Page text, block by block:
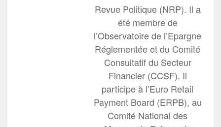
Revue Politique (NRP). Il a
été membre de
l’Observatoire de l’Epargne
Réglementée et du Comité
Consultatif du Secteur
Financier (CCSF). Il
participe à l’Euro Retail
Payment Board (ERPB), au
Comité National des